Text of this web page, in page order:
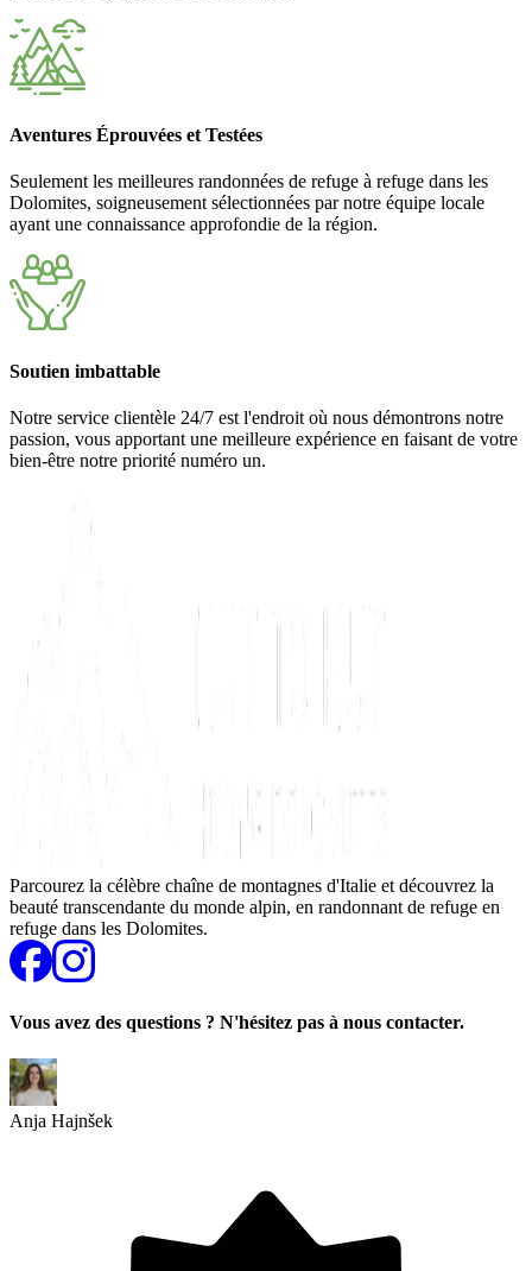
Aventures Éprouvées et Testées
Seulement les meilleures randonnées de refuge à refuge dans les
Dolomites, soigneusement sélectionnées par notre équipe locale
ayant une connaissance approfondie de la région.
Soutien imbattable
Notre service clientèle 24/7 est l'endroit où nous démontrons notre
passion, vous apportant une meilleure expérience en faisant de votre
bien-être notre priorité numéro un.
Parcourez la célèbre chaîne de montagnes d'Italie et découvrez la
beauté transcendante du monde alpin, en randonnant de refuge en
refuge dans les Dolomites.
Vous avez des questions ? N'hésitez pas à nous contacter.
Anja Hajnšek